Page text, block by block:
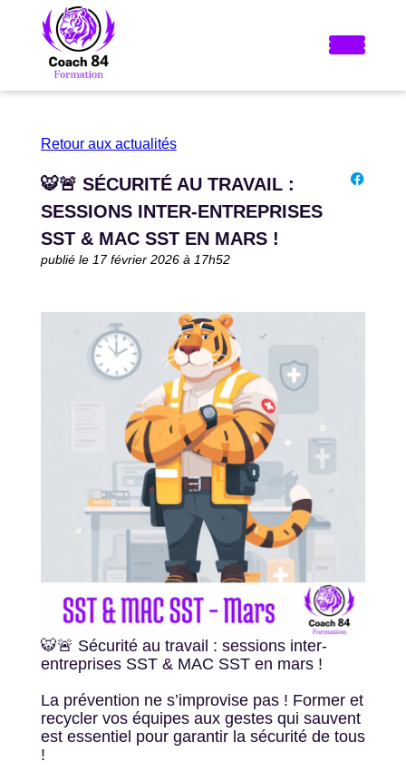
Retour aux actualités
🐯🚨 SÉCURITÉ AU TRAVAIL :
SESSIONS INTER-ENTREPRISES
SST & MAC SST EN MARS !
publié le 17 février 2026 à 17h52
🐯🚨 Sécurité au travail : sessions inter-
entreprises SST & MAC SST en mars !
La prévention ne s’improvise pas ! Former et
recycler vos équipes aux gestes qui sauvent
est essentiel pour garantir la sécurité de tous
!